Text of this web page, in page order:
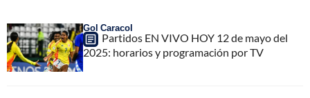
Gol Caracol
Partidos EN VIVO HOY 12 de mayo del
2025: horarios y programación por TV